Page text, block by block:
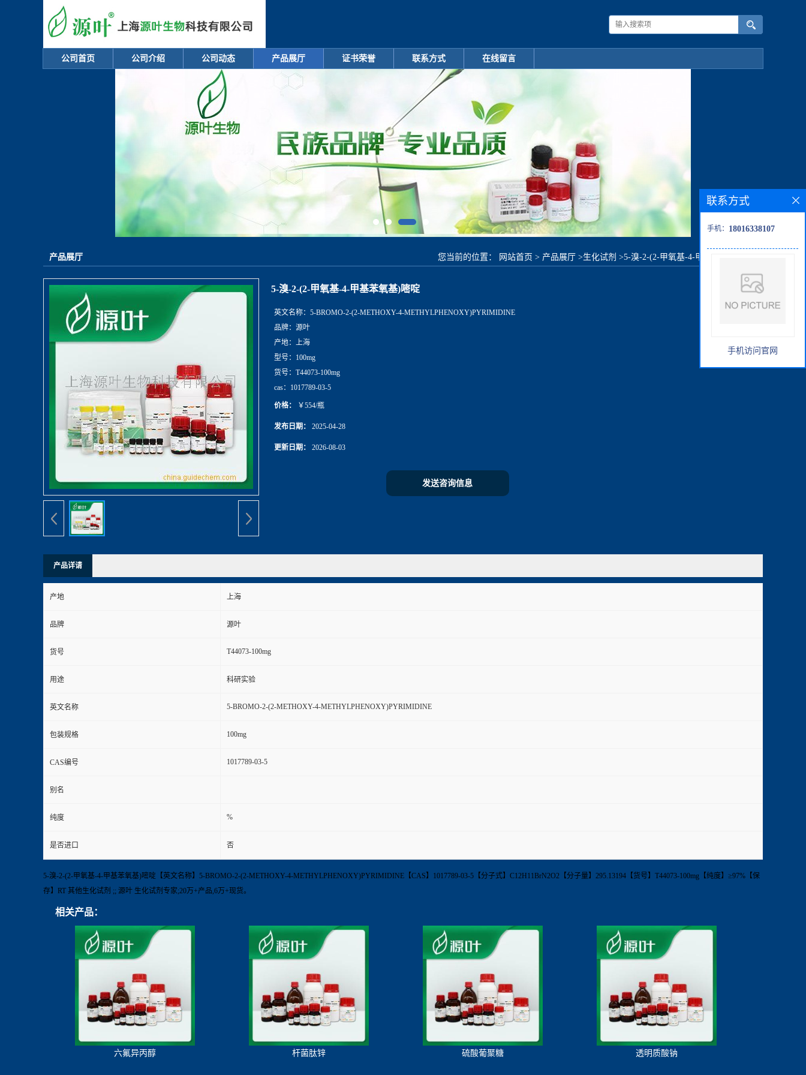
公司首页 公司介绍 公司动态 产品展厅 证书荣誉 联系方式 在线留言
产品展厅 您当前的位置： 网站首页 > 产品展厅 >生化试剂 >5-溴-2-(2-甲氧基-4-甲基苯氧基)嘧啶
5-溴-2-(2-甲氧基-4-甲基苯氧基)嘧啶
英文名称： 5-BROMO-2-(2-METHOXY-4-METHYLPHENOXY)PYRIMIDINE
品牌： 源叶
产地： 上海
型号： 100mg
货号： T44073-100mg
cas： 1017789-03-5
价格： ￥554/瓶
发布日期： 2025-04-28
更新日期： 2026-08-03
发送咨询信息
产品详请
产地 上海
品牌 源叶
货号 T44073-100mg
用途 科研实验
英文名称 5-BROMO-2-(2-METHOXY-4-METHYLPHENOXY)PYRIMIDINE
包装规格 100mg
CAS编号 1017789-03-5
别名
纯度 %
是否进口 否
5-溴-2-(2-甲氧基-4-甲基苯氧基)嘧啶【英文名称】5-BROMO-2-(2-METHOXY-4-METHYLPHENOXY)PYRIMIDINE【CAS】1017789-03-5【分子式】C12H11BrN2O2【分子量】295.13194【货号】T44073-100mg【纯度】≥97%【保
存】RT 其他生化试剂 ;; 源叶 生化试剂专家;20万+产品,6万+现货。
相关产品：
六氟异丙醇 杆菌肽锌 硫酸葡聚糖 透明质酸钠
联系方式
手机： 18016338107
手机访问官网